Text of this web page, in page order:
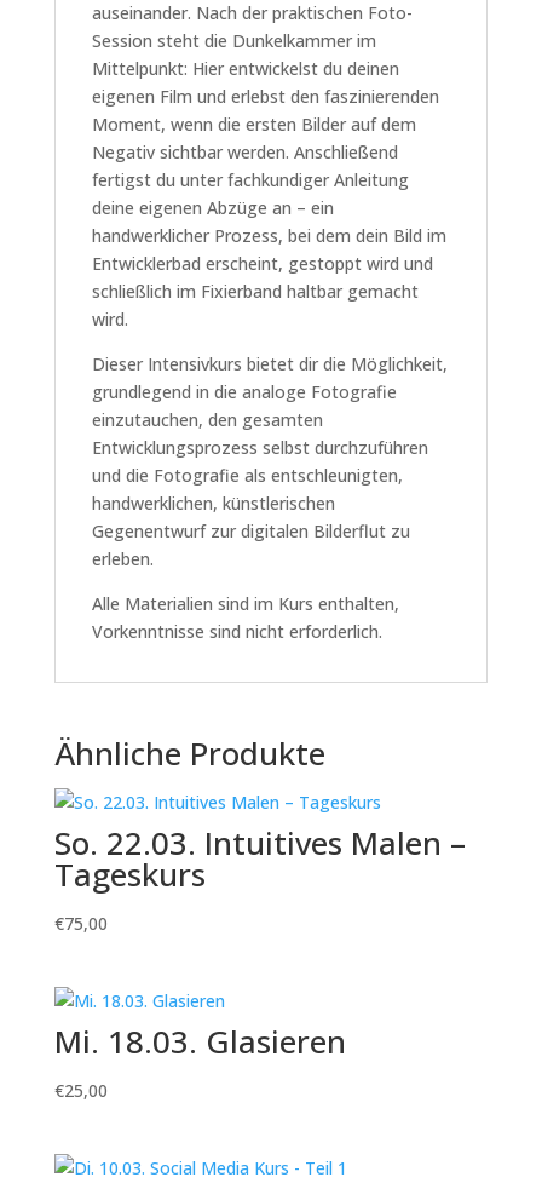
auseinander. Nach der praktischen Foto-
Session steht die Dunkelkammer im
Mittelpunkt: Hier entwickelst du deinen
eigenen Film und erlebst den faszinierenden
Moment, wenn die ersten Bilder auf dem
Negativ sichtbar werden. Anschließend
fertigst du unter fachkundiger Anleitung
deine eigenen Abzüge an – ein
handwerklicher Prozess, bei dem dein Bild im
Entwicklerbad erscheint, gestoppt wird und
schließlich im Fixierband haltbar gemacht
wird.
Dieser Intensivkurs bietet dir die Möglichkeit,
grundlegend in die analoge Fotografie
einzutauchen, den gesamten
Entwicklungsprozess selbst durchzuführen
und die Fotografie als entschleunigten,
handwerklichen, künstlerischen
Gegenentwurf zur digitalen Bilderflut zu
erleben.
Alle Materialien sind im Kurs enthalten,
Vorkenntnisse sind nicht erforderlich.
Ähnliche Produkte
So. 22.03. Intuitives Malen –
Tageskurs
€75,00
Mi. 18.03. Glasieren
€25,00